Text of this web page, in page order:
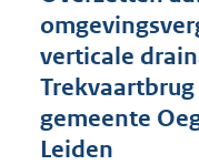
verticale
Trekvaartbrug
gemeente
Leiden